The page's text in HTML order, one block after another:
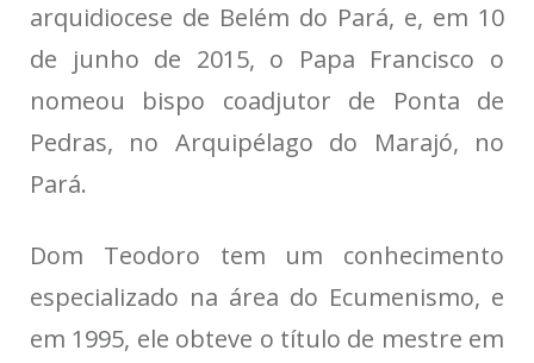
arquidiocese de Belém do Pará, e, em 10
de junho de 2015, o Papa Francisco o
nomeou bispo coadjutor de Ponta de
Pedras, no Arquipélago do Marajó, no
Pará.
Dom Teodoro tem um conhecimento
especializado na área do Ecumenismo, e
em 1995, ele obteve o título de mestre em